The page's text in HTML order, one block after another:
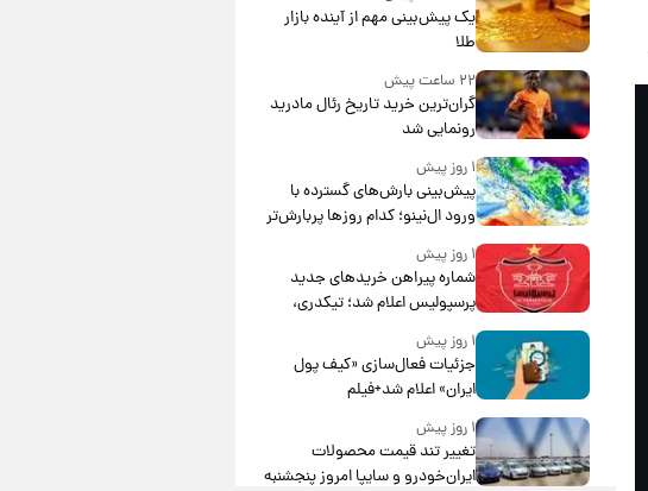
یک پیش‌بینی مهم از آینده بازار
طلا
۲۲ ساعت پیش
گران‌ترین خرید تاریخ رئال مادرید
رونمایی شد
۱ روز پیش
پیش‌بینی بارش‌های گسترده با
ورود ال‌نینو؛ کدام روزها پربارش‌تر
خواهند بود؟
۱ روز پیش
شماره پیراهن خریدهای جدید
پرسپولیس اعلام شد؛ تیکدری،
محبی و سرگیف با اعداد ویژه
۱ روز پیش
جزئیات فعال‌سازی «کیف پول
ایران» اعلام شد+فیلم
۱ روز پیش
تغییر تند قیمت محصولات
ایران‌خودرو و سایپا امروز پنجشنبه